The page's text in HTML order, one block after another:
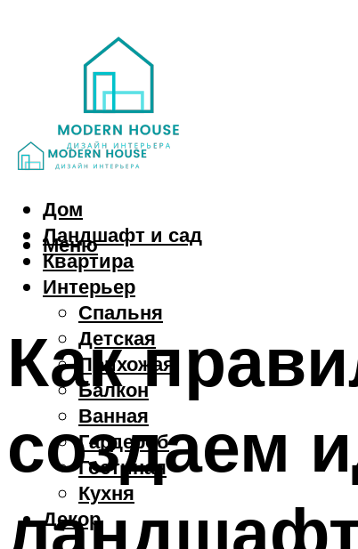
Дом
Ландшафт и сад
Квартира
Интерьер
Спальня
Детская
Прихожая
Балкон
Ванная
Гардероб
Гостиная
Кухня
Декор
Меню
Как
создаем